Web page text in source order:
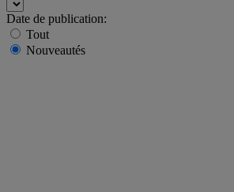
Date de publication:
Tout
Nouveautés